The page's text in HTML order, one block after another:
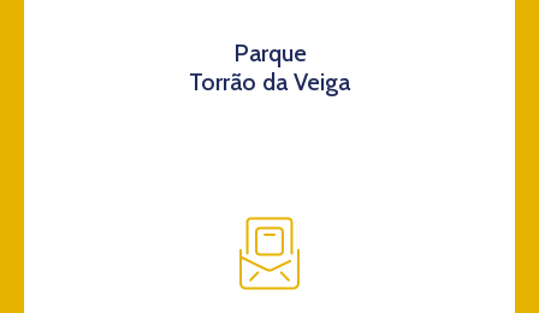
Parque
Torrão da Veiga